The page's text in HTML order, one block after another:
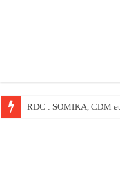
Ebola : au terme d’une